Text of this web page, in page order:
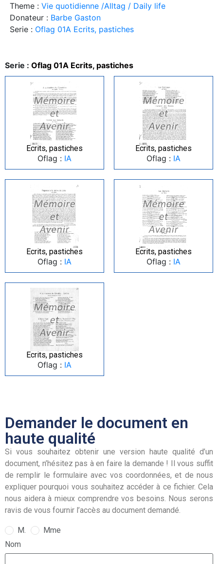
Theme : Vie quotidienne /Alltag / Daily life
Donateur : Barbe Gaston
Serie : Oflag 01A Ecrits, pastiches
Serie : Oflag 01A Ecrits, pastiches
Ecrits, pastiches
Oflag : IA
Ecrits, pastiches
Oflag : IA
Ecrits, pastiches
Oflag : IA
Ecrits, pastiches
Oflag : IA
Ecrits, pastiches
Oflag : IA
Demander le document en
haute qualité
Si vous souhaitez obtenir une version haute qualité d’un
document, n’hésitez pas à en faire la demande ! Il vous suffit
de remplir le formulaire avec vos coordonnées, et de nous
expliquer pourquoi vous souhaitez accéder à ce fichier. Cela
nous aidera à mieux comprendre vos besoins. Nous serons
ravis de vous fournir l’accès au document demandé.
M.
Mme
Nom